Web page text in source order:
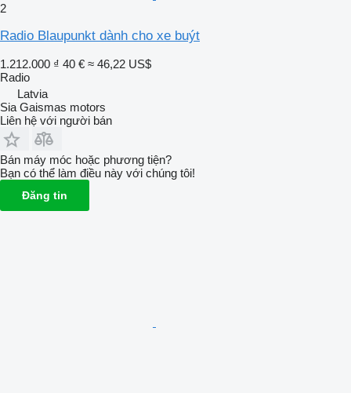
2
Radio Blaupunkt dành cho xe buýt
1.212.000 ₫ 40 € ≈ 46,22 US$
Radio
Latvia
Sia Gaismas motors
Liên hệ với người bán
Bán máy móc hoặc phương tiện?
Bạn có thể làm điều này với chúng tôi!
Đăng tin